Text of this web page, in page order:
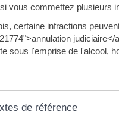
vous commettez plusieurs
certaine infractions
sous l'emprise de l'alcool,
de référence